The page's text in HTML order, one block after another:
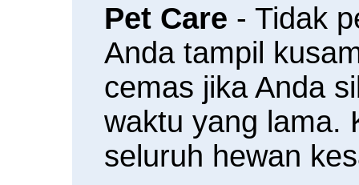
Pet Care - Tidak
Anda tampil
cemas jika Anda
waktu yang lama.
seluruh hewan